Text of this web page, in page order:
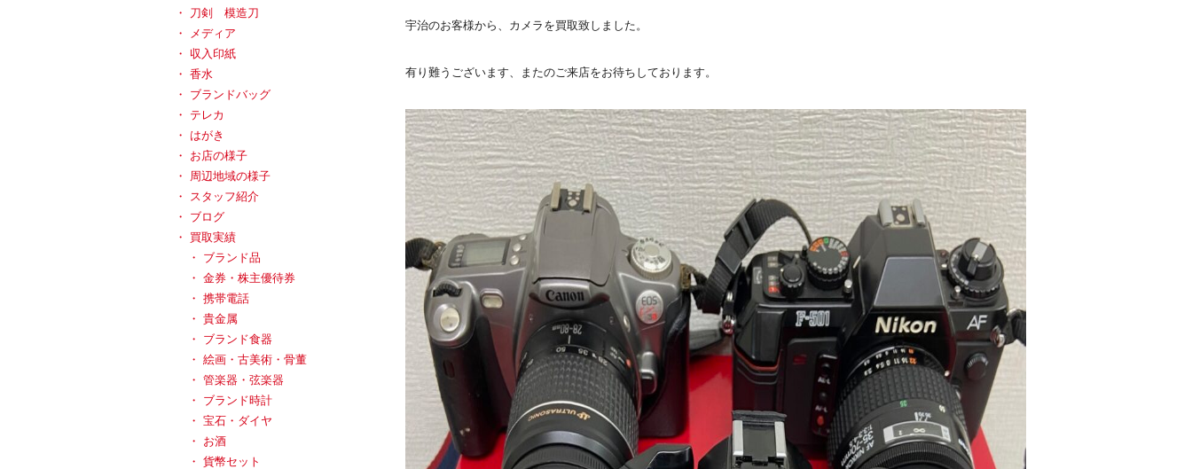
宇治のお客様から、カメラを買取致しました。
有り難うございます、またのご来店をお待ちしております。
刀剣 模造刀
メディア
収入印紙
香水
ブランドバッグ
テレカ
はがき
お店の様子
周辺地域の様子
スタッフ紹介
ブログ
買取実績
ブランド品
金券・株主優待券
携帯電話
貴金属
ブランド食器
絵画・古美術・骨董
管楽器・弦楽器
ブランド時計
宝石・ダイヤ
お酒
貨幣セット